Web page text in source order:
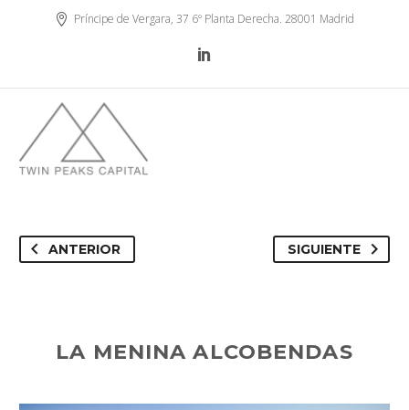
Príncipe de Vergara, 37 6º Planta Derecha. 28001 Madrid
ANTERIOR SIGUIENTE
LA MENINA ALCOBENDAS